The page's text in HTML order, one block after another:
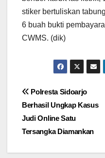
stiker bertuliskan
6 buah bukti
CWMS. (dik)
Navigasi
pos
Polresta Sidoarjo
Berhasil Ungkap Kasus
Judi Online Satu
Tersangka Diamankan